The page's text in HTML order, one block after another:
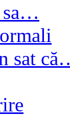
sa…
sat